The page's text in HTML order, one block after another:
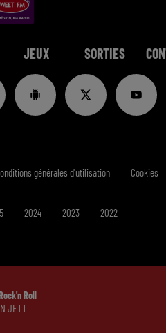
JEUX SORTIES
Roll
JETT
générales d'utilisation Cookies
2024 2023 2022